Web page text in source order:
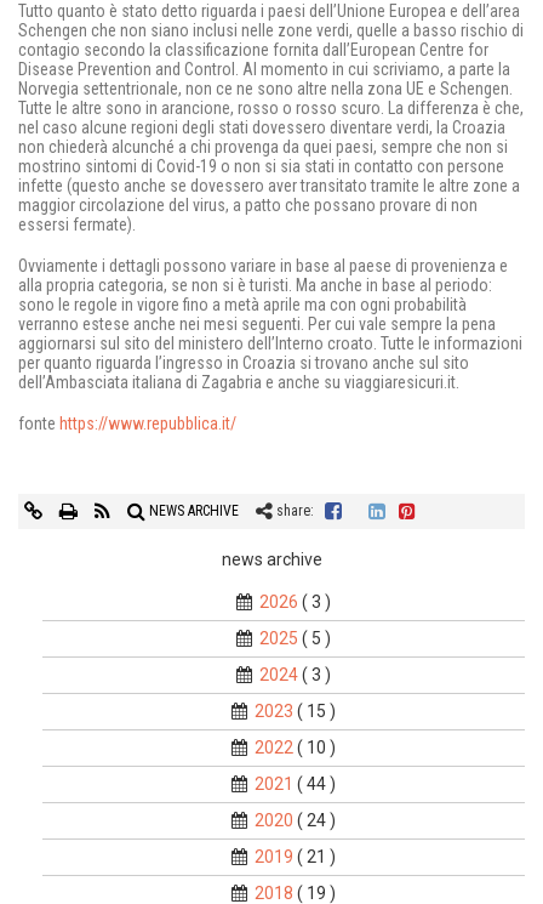
Tutto quanto è stato detto riguarda i paesi dell’Unione Europea e dell’area
Schengen che non siano inclusi nelle zone verdi, quelle a basso rischio di
contagio secondo la classificazione fornita dall’European Centre for
Disease Prevention and Control. Al momento in cui scriviamo, a parte la
Norvegia settentrionale, non ce ne sono altre nella zona UE e Schengen.
Tutte le altre sono in arancione, rosso o rosso scuro. La differenza è che,
nel caso alcune regioni degli stati dovessero diventare verdi, la Croazia
non chiederà alcunché a chi provenga da quei paesi, sempre che non si
mostrino sintomi di Covid-19 o non si sia stati in contatto con persone
infette (questo anche se dovessero aver transitato tramite le altre zone a
maggior circolazione del virus, a patto che possano provare di non
essersi fermate).
Ovviamente i dettagli possono variare in base al paese di provenienza e
alla propria categoria, se non si è turisti. Ma anche in base al periodo:
sono le regole in vigore fino a metà aprile ma con ogni probabilità
verranno estese anche nei mesi seguenti. Per cui vale sempre la pena
aggiornarsi sul sito del ministero dell’Interno croato. Tutte le informazioni
per quanto riguarda l’ingresso in Croazia si trovano anche sul sito
dell’Ambasciata italiana di Zagabria e anche su viaggiaresicuri.it.
fonte https://www.repubblica.it/
NEWS ARCHIVE share:
news archive
2026 ( 3 )
2025 ( 5 )
2024( 3 )
2023 ( 15 )
2022 ( 10 )
2021 ( 44 )
2020 ( 24 )
2019 ( 21 )
2018 ( 19 )